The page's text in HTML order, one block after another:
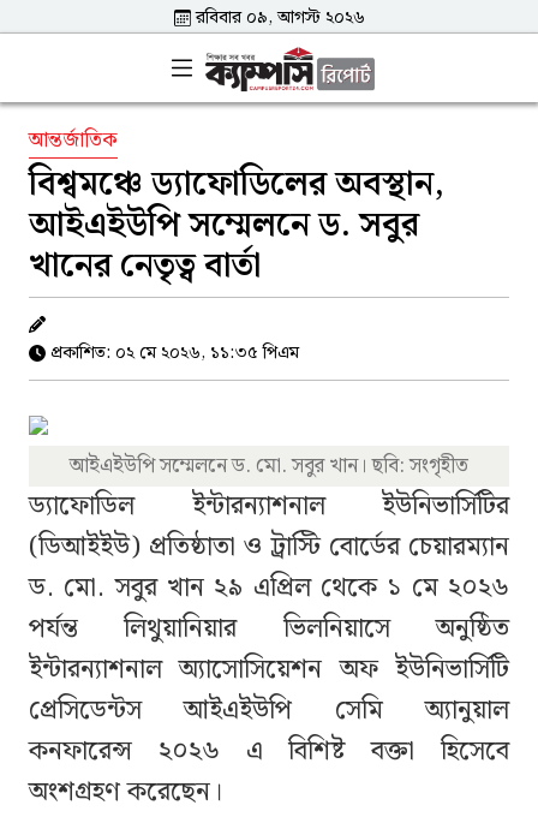
রবিবার ০৯, আগস্ট ২০২৬
আন্তর্জাতিক
বিশ্বমঞ্চে ড্যাফোডিলের অবস্থান,
আইএইউপি সম্মেলনে ড. সবুর
খানের নেতৃত্ব বার্তা
প্রকাশিত: ০২ মে ২০২৬, ১১:৩৫ পিএম
আইএইউপি সম্মেলনে ড. মো. সবুর খান। ছবি: সংগৃহীত
ড্যাফোডিল ইন্টারন্যাশনাল ইউনিভার্সিটির
(ডিআইইউ) প্রতিষ্ঠাতা ও ট্রাস্টি বোর্ডের চেয়ারম্যান
ড. মো. সবুর খান ২৯ এপ্রিল থেকে ১ মে ২০২৬
পর্যন্ত লিথুয়ানিয়ার ভিলনিয়াসে অনুষ্ঠিত
ইন্টারন্যাশনাল অ্যাসোসিয়েশন অফ ইউনিভার্সিটি
প্রেসিডেন্টস আইএইউপি সেমি অ্যানুয়াল
কনফারেন্স ২০২৬ এ বিশিষ্ট বক্তা হিসেবে
অংশগ্রহণ করেছেন।